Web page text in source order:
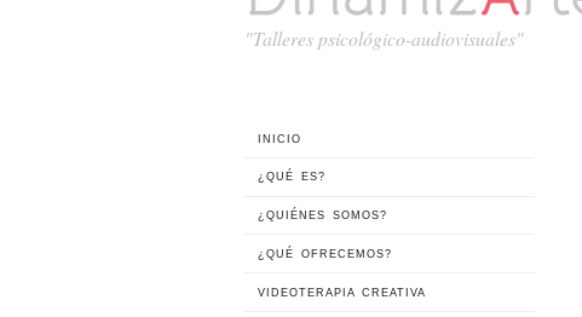
"Talleres psicológico-audiovisuales"
INICIO
¿QUÉ ES?
¿QUIÉNES SOMOS?
¿QUÉ OFRECEMOS?
VIDEOTERAPIA CREATIVA